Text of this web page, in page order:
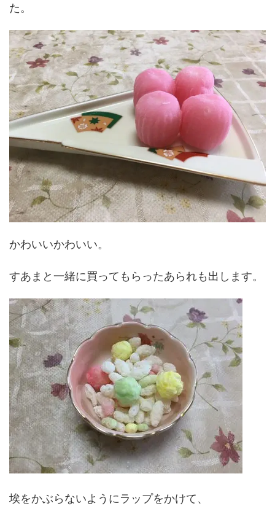
た。
かわいいかわいい。
すあまと一緒に買ってもらったあられも出します。
埃をかぶらないようにラップをかけて、